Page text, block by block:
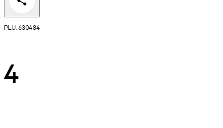
PLU: 630484
4